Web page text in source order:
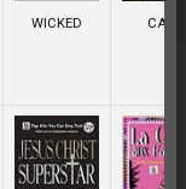
WICKED CATS